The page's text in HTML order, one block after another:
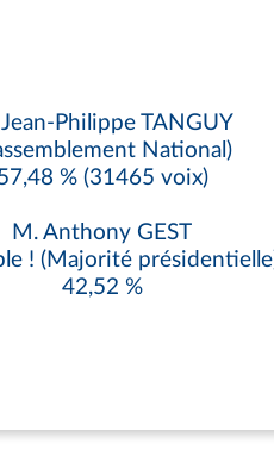
Philippe TANGUY
National)
% (31465 voix)
M. Anthony GEST
! (Majorité
42,52 %